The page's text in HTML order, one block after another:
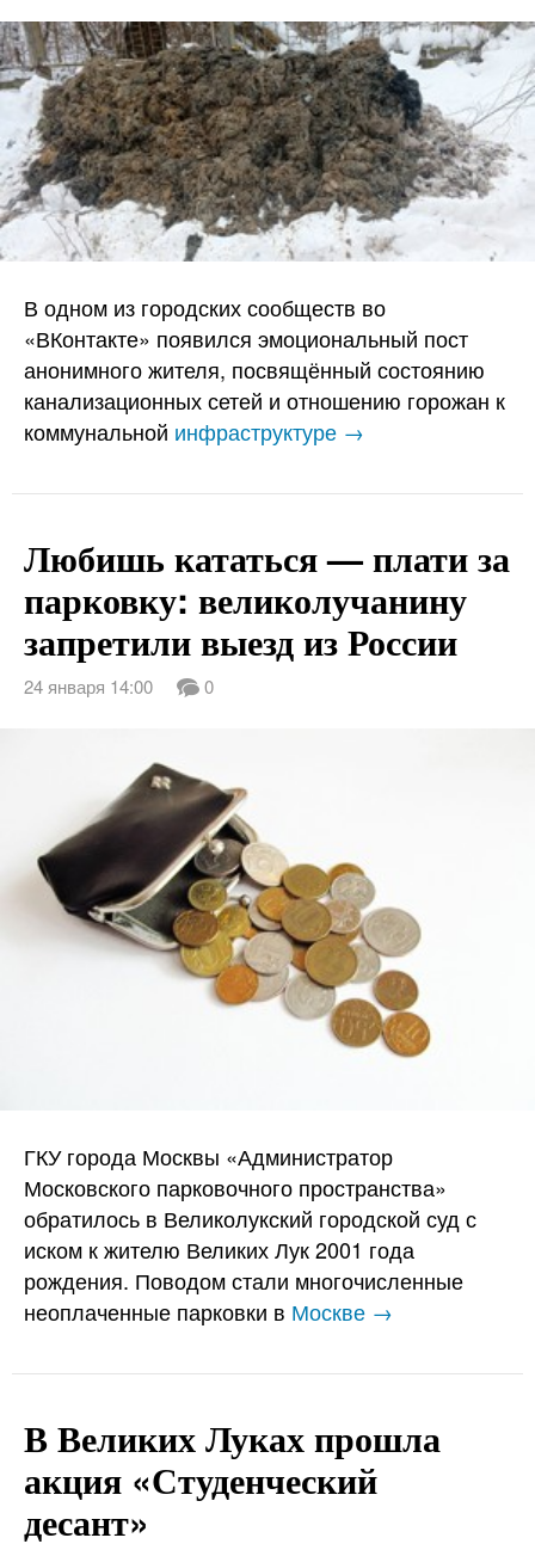
В одном из городских сообществ во
«ВКонтакте» появился эмоциональный пост
анонимного жителя, посвящённый состоянию
канализационных сетей и отношению горожан к
коммунальной инфраструктуре →
Любишь кататься — плати за
парковку: великолучанину
запретили выезд из России
24 января 14:00 0
ГКУ города Москвы «Администратор
Московского парковочного пространства»
обратилось в Великолукский городской суд с
иском к жителю Великих Лук 2001 года
рождения. Поводом стали многочисленные
неоплаченные парковки в Москве →
В Великих Луках прошла
акция «Студенческий
десант»